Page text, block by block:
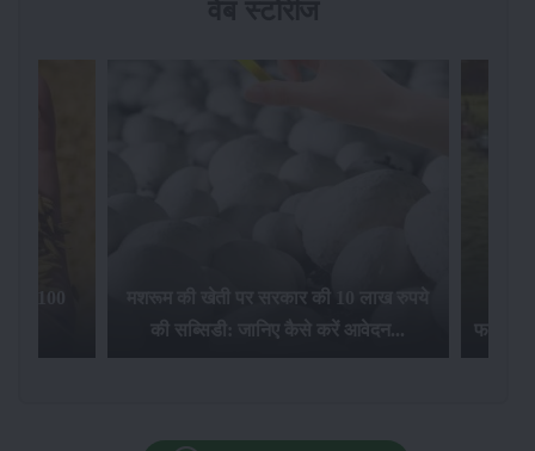
मशरूम की खेती पर सरकार की 10 लाख रुपये
की सब्सिडी: जानिए कैसे करें आवेदन...
फसल